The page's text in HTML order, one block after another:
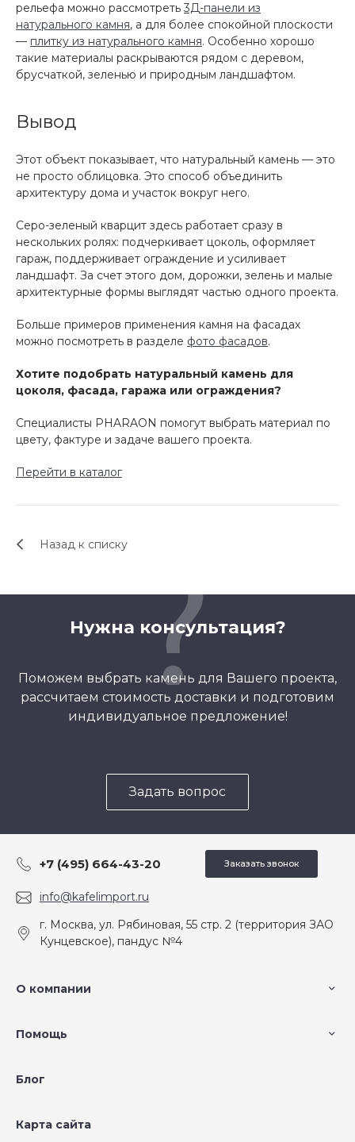
рельефа можно рассмотреть 3Д-панели из
натурального камня, а для более спокойной плоскости
— плитку из натурального камня. Особенно хорошо
такие материалы раскрываются рядом с деревом,
брусчаткой, зеленью и природным ландшафтом.
Вывод
Этот объект показывает, что натуральный камень — это
не просто облицовка. Это способ объединить
архитектуру дома и участок вокруг него.
Серо-зеленый кварцит здесь работает сразу в
нескольких ролях: подчеркивает цоколь, оформляет
гараж, поддерживает ограждение и усиливает
ландшафт. За счет этого дом, дорожки, зелень и малые
архитектурные формы выглядят частью одного проекта.
Больше примеров применения камня на фасадах
можно посмотреть в разделе фото фасадов.
Хотите подобрать натуральный камень для
цоколя, фасада, гаража или ограждения?
Специалисты PHARAON помогут выбрать материал по
цвету, фактуре и задаче вашего проекта.
Перейти в каталог
Назад к списку
Нужна консультация?
Поможем выбрать камень для Вашего проекта,
рассчитаем стоимость доставки и подготовим
индивидуальное предложение!
Задать вопрос
+7 (495) 664-43-20 Заказать звонок
info@kafelimport.ru
г. Москва, ул. Рябиновая, 55 стр. 2 (территория ЗАО
Кунцевское), пандус №4
О компании
Помощь
Блог
Карта сайта